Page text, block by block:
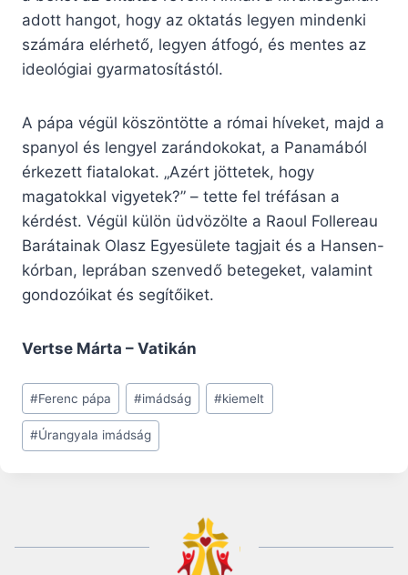
adott hangot, hogy az oktatás legyen mindenki
számára elérhető, legyen átfogó, és mentes az
ideológiai gyarmatosítástól.
A pápa végül köszöntötte a római híveket, majd a
spanyol és lengyel zarándokokat, a Panamából
érkezett fiatalokat. „Azért jöttetek, hogy
magatokkal vigyetek?” – tette fel tréfásan a
kérdést. Végül külön üdvözölte a Raoul Follereau
Barátainak Olasz Egyesülete tagjait és a Hansen-
kórban, leprában szenvedő betegeket, valamint
gondozóikat és segítőiket.
Vertse Márta – Vatikán
Post
Tags:
#Ferenc pápa #imádság #kiemelt
#Úrangyala imádság